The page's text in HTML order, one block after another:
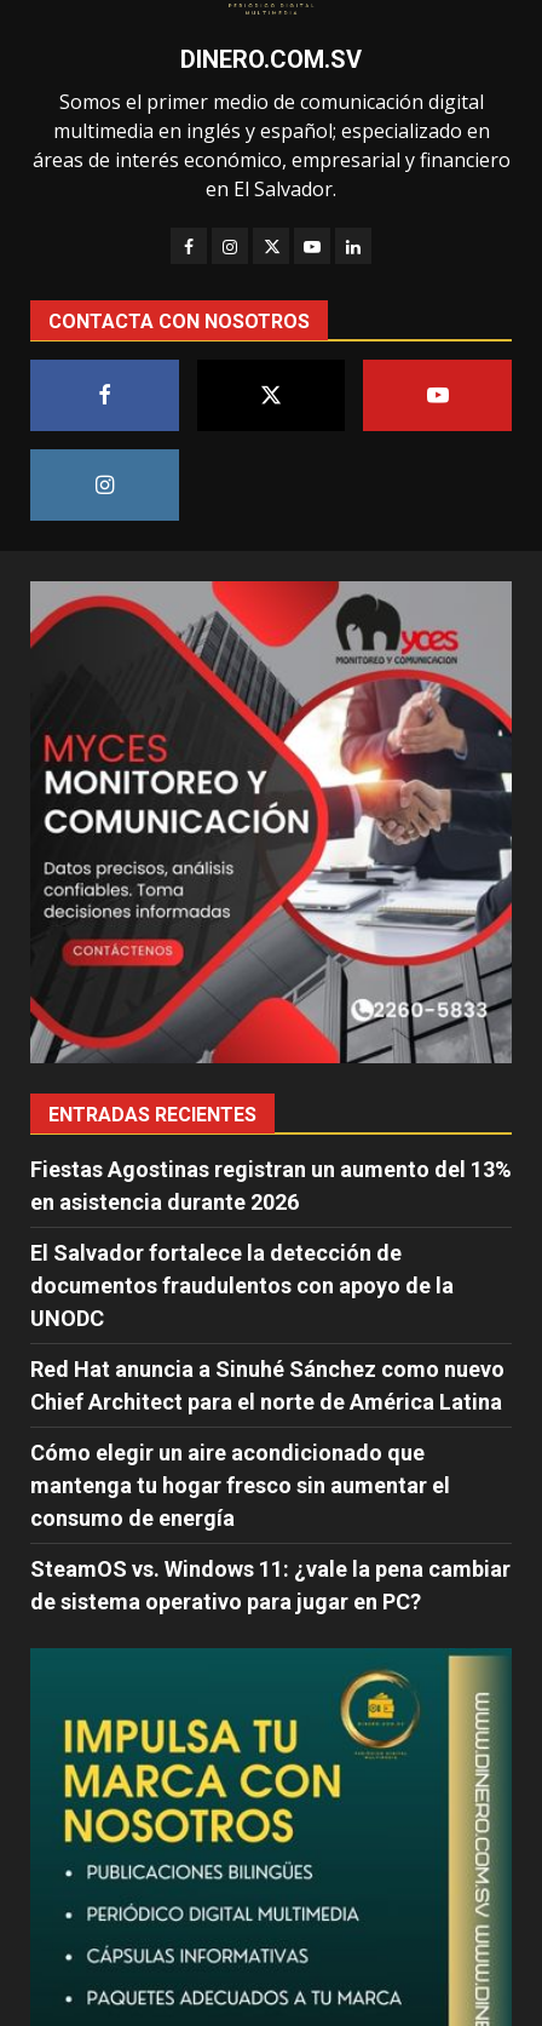
DINERO.COM.SV
Somos el primer medio de comunicación digital
multimedia en inglés y español; especializado en
áreas de interés económico, empresarial y financiero
en El Salvador.
CONTACTA CON NOSOTROS
ENTRADAS RECIENTES
Fiestas Agostinas registran un aumento del 13%
en asistencia durante 2026
El Salvador fortalece la detección de
documentos fraudulentos con apoyo de la
UNODC
Red Hat anuncia a Sinuhé Sánchez como nuevo
Chief Architect para el norte de América Latina
Cómo elegir un aire acondicionado que
mantenga tu hogar fresco sin aumentar el
consumo de energía
SteamOS vs. Windows 11: ¿vale la pena cambiar
de sistema operativo para jugar en PC?